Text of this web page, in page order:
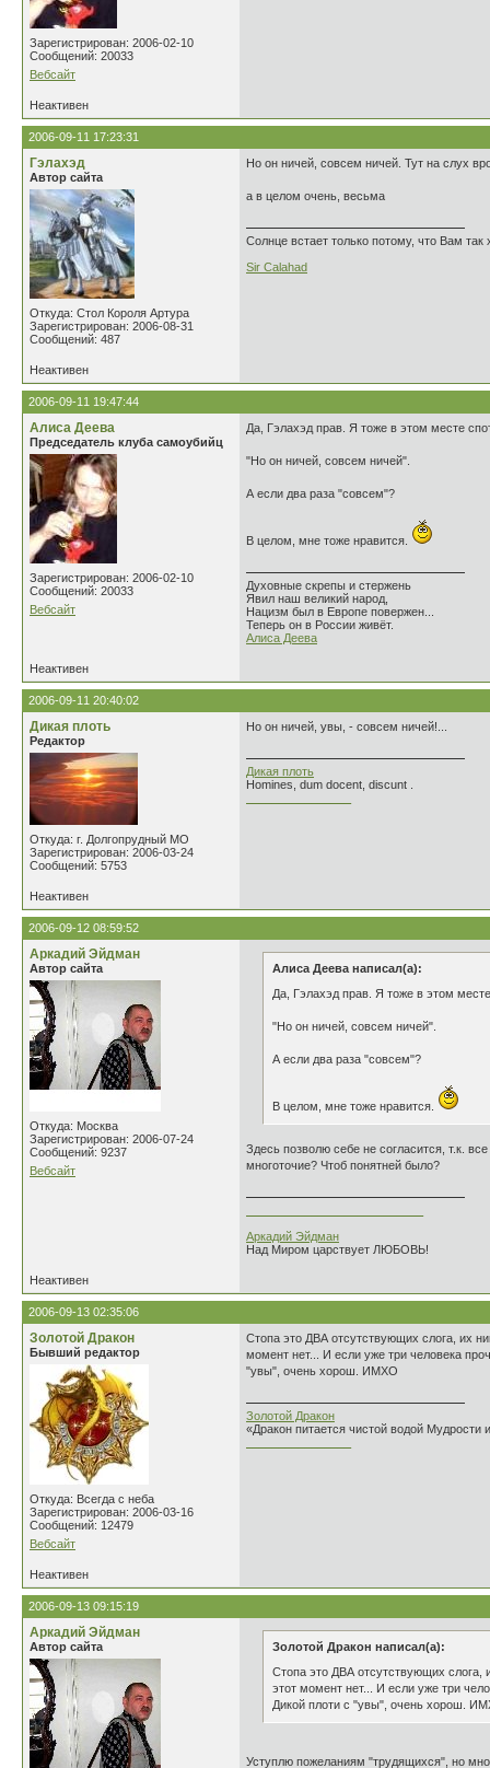
Зарегистрирован: 2006-02-10
Сообщений: 20033
Вебсайт
Неактивен
2006-09-11 17:23:31
Гэлахэд
Автор сайта
Откуда: Стол Короля Артура
Зарегистрирован: 2006-08-31
Сообщений: 487
Но он ничей, совсем ничей. Тут на слух
а в целом очень, весьма
Солнце встает только потому, что Вам так
Sir Calahad
Неактивен
2006-09-11 19:47:44
Алиса Деева
Председатель клуба самоубийц
Зарегистрирован: 2006-02-10
Сообщений: 20033
Вебсайт
Да, Гэлахэд прав. Я тоже в этом месте
"Но он ничей, совсем ничей".
А если два раза "совсем"?
В целом, мне тоже нравится.
Духовные скрепы и стержень
Явил наш великий народ,
Нацизм был в Европе повержен...
Теперь он в России живёт.
Алиса Деева
Неактивен
2006-09-11 20:40:02
Дикая плоть
Редактор
Откуда: г. Долгопрудный МО
Зарегистрирован: 2006-03-24
Сообщений: 5753
Но он ничей, увы, - совсем ничей!...
Дикая плоть
Homines, dum docent, discunt .
Неактивен
2006-09-12 08:59:52
Аркадий Эйдман
Автор сайта
Откуда: Москва
Зарегистрирован: 2006-07-24
Сообщений: 9237
Вебсайт
Алиса Деева написал(а):
Да, Гэлахэд прав. Я тоже в этом
"Но он ничей, совсем ничей".
А если два раза "совсем"?
В целом, мне тоже нравится.
Здесь позволю себе не согласится, т.к.
многоточие? Чтоб понятней было?
Аркадий Эйдман
Над Миром царствует ЛЮБОВЬ!
Неактивен
2006-09-13 02:35:06
Золотой Дракон
Бывший редактор
Откуда: Всегда с неба
Зарегистрирован: 2006-03-16
Сообщений: 12479
Вебсайт
Стопа это ДВА отсутствующих слога, их
момент нет... И если уже три человека
"увы", очень хорош. ИМХО
Золотой Дракон
«Дракон питается чистой водой
Неактивен
2006-09-13 09:15:19
Аркадий Эйдман
Автор сайта
Золотой Дракон написал(а):
Стопа это ДВА отсутствующих слога,
этот момент нет... И если уже три
Дикой плоти с "увы", очень хорош.
Уступлю пожеланиям "трудящихся", но